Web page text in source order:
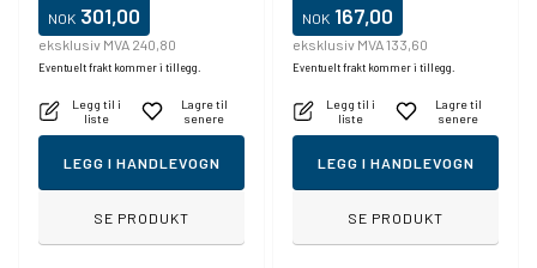
NOK 301,00
eksklusiv MVA 240,80
Eventuelt frakt kommer i tillegg.
Legg til i
liste
Lagre til
senere
LEGG I HANDLEVOGN
SE PRODUKT
NOK 167,00
eksklusiv MVA 133,60
Eventuelt frakt kommer i tillegg.
Legg til i
liste
Lagre til
senere
LEGG I HANDLEVOGN
SE PRODUKT